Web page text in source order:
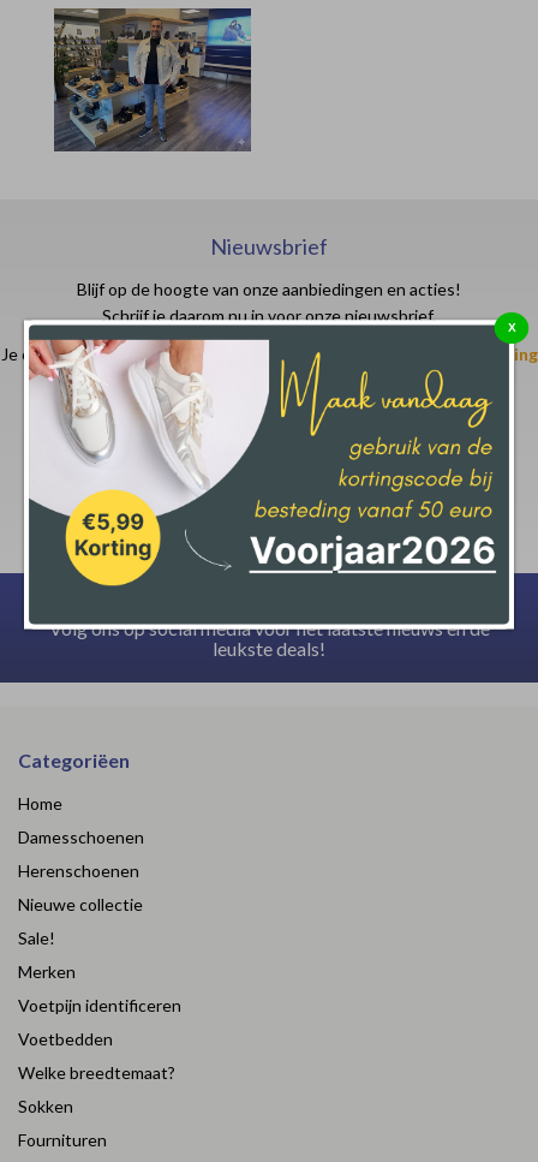
Nieuwsbrief
Blijf op de hoogte van onze aanbiedingen en acties!
Schrijf je daarom nu in voor onze nieuwsbrief.
Je ontvangt in je email- of spam box een code waarmee je
€ 10,- korting
krijgt op jouw aankoop.
Deze actie geld bij een minimale afname van € 50,-
Volg ons op social media voor het laatste nieuws en de
leukste deals!
Categoriëen
Home
Damesschoenen
Herenschoenen
Nieuwe collectie
Sale!
Merken
Voetpijn identificeren
Voetbedden
Welke breedtemaat?
Sokken
Fournituren
X